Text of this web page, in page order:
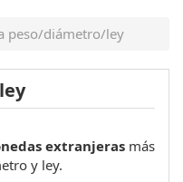
peso/diámetro/ley
extranjeras más
y ley.